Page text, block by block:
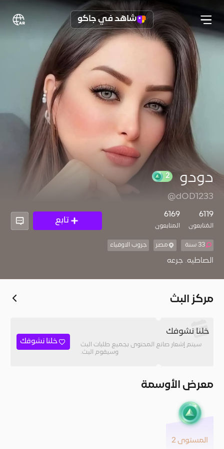
شاهد في جاكو
دودو
@dOD1233
6119
المُتابعون
6169
المتابعون
تابع
33 سنة مصر جروب الاوفياء
الصاطيه. جرعه
مركز البث
خلنا نشوفك
سيتم إشعار صانع المحتوى بجميع طلبات البث
وسيقوم البث.
خلنا نشوفك
معرض الأوسمة
المستوى 2